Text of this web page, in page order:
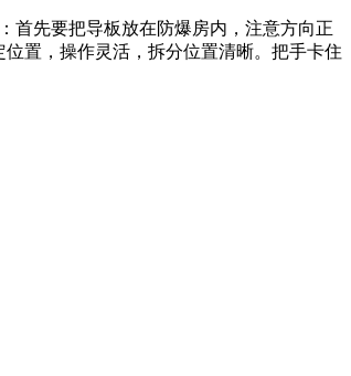
先要把导板放在防爆房内，注意方向正
置，操作灵活，拆分位置清晰。把手卡住